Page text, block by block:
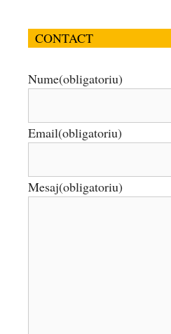
CONTACT
Nume(obligatoriu)
Email(obligatoriu)
Mesaj(obligatoriu)